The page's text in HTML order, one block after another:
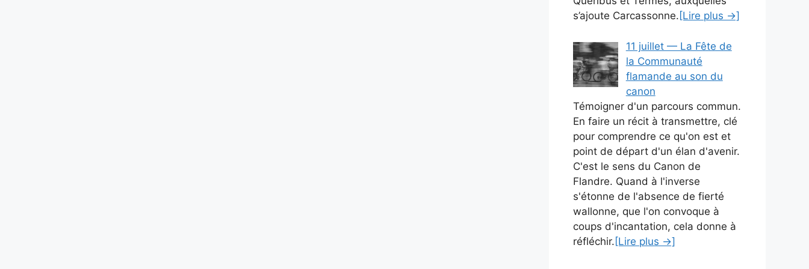
s’ajoute Carcassonne. [Lire plus →]
11 juillet — La Fête de
la Communauté
flamande au son du
canon
Témoigner d'un parcours commun.
En faire un récit à transmettre, clé
pour comprendre ce qu'on est et
point de départ d'un élan d'avenir.
C'est le sens du Canon de
Flandre. Quand à l'inverse
s'étonne de l'absence de fierté
wallonne, que l'on convoque à
coups d'incantation, cela donne à
réfléchir. [Lire plus →]